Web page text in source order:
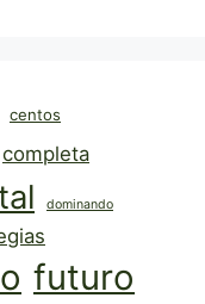
centos
completa
dominando
futuro